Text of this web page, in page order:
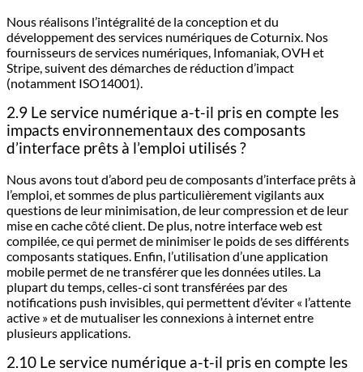
Nous réalisons l’intégralité de la conception et du
développement des services numériques de Coturnix. Nos
fournisseurs de services numériques, Infomaniak, OVH et
Stripe, suivent des démarches de réduction d’impact
(notamment ISO14001).
2.9 Le service numérique a-t-il pris en compte les
impacts environnementaux des composants
d’interface prêts à l’emploi utilisés ?
Nous avons tout d’abord peu de composants d’interface prêts à
l’emploi, et sommes de plus particulièrement vigilants aux
questions de leur minimisation, de leur compression et de leur
mise en cache côté client. De plus, notre interface web est
compilée, ce qui permet de minimiser le poids de ses différents
composants statiques. Enfin, l’utilisation d’une application
mobile permet de ne transférer que les données utiles. La
plupart du temps, celles-ci sont transférées par des
notifications push invisibles, qui permettent d’éviter « l’attente
active » et de mutualiser les connexions à internet entre
plusieurs applications.
2.10 Le service numérique a-t-il pris en compte les